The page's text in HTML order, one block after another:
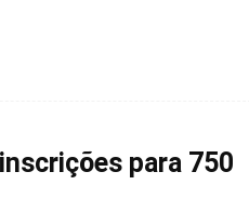
para 750